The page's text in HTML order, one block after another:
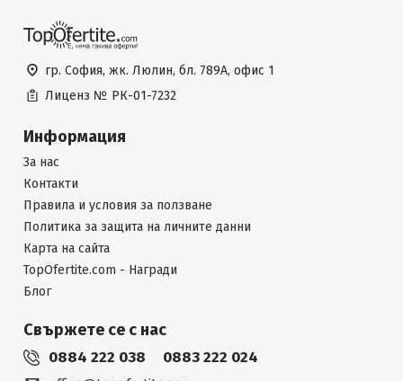
гр. София, жк. Люлин, бл. 789А, офис 1
Лиценз № РК-01-7232
Информация
За нас
Контакти
Правила и условия за ползване
Политика за защита на личните данни
Карта на сайта
TopOfertite.com - Награди
Блог
Свържете се с нас
0884 222 038 0883 222 024